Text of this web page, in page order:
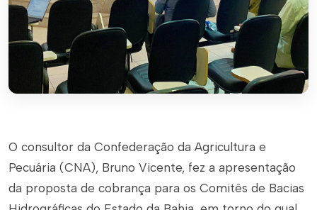
O consultor da Confederação da Agricultura e
Pecuária (CNA), Bruno Vicente, fez a apresentação
da proposta de cobrança para os Comitês de Bacias